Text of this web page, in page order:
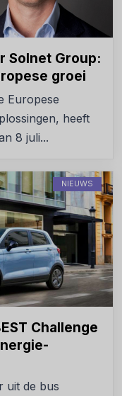
Solnet Group:
groei
Europese
heeft
8 juli...
NIEUWS
Challenge
uit de bus